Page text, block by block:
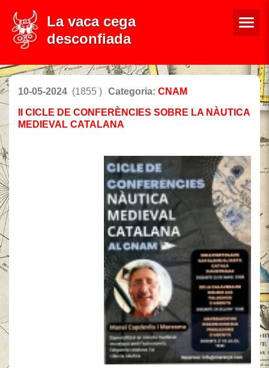
La vaca cega
desconfiada
10-05-2024 (1855 ) Categoria: CNAM
II CICLE DE CONFERÈNCIES SOBRE LA NÀUTICA
MEDIEVAL CATALANA